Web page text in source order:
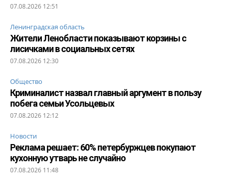
07.08.2026 12:51
Ленинградская область
Жители Ленобласти показывают корзины с
лисичками в социальных сетях
07.08.2026 12:30
Общество
Криминалист назвал главный аргумент в пользу
побега семьи Усольцевых
07.08.2026 12:12
Новости
Реклама решает: 60% петербуржцев покупают
кухонную утварь не случайно
07.08.2026 11:48